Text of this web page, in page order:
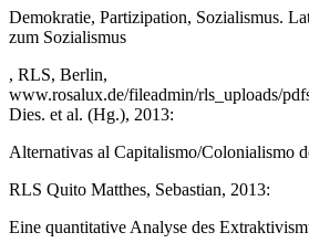
Demokratie, Partizipation, Sozialismus.
zum Sozialismus
, RLS, Berlin,
www.rosalux.de/fileadmin/rls_uploads/
Dies. et al. (Hg.), 2013:
Alternativas al Capitalismo/Colonialismo
RLS Quito Matthes, Sebastian, 2013:
Eine quantitative Analyse des